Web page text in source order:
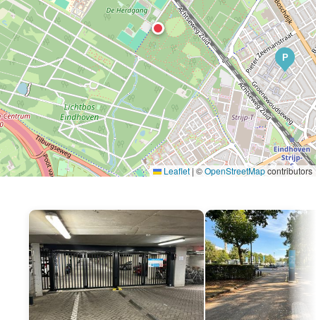
P
Leaflet | ©OpenStreetMapcontributors